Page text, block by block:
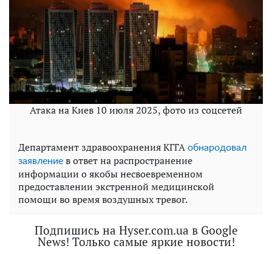
Атака на Киев 10 июля 2025, фото из соцсетей
Департамент здравоохранения КГГА обнародовал
заявление в ответ на распространение
информации о якобы несвоевременном
предоставлении экстренной медицинской
помощи во время воздушных тревог.
Подпишись на Hyser.com.ua в Google
News! Только самые яркие новости!